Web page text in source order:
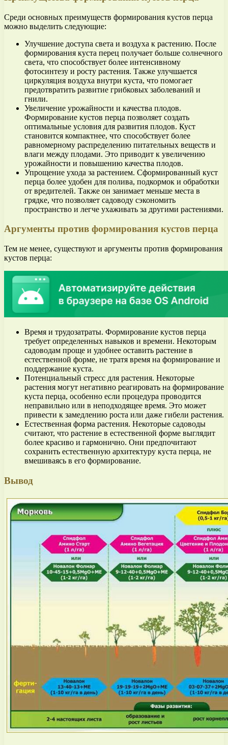
Среди основных преимуществ формирования кустов перца
можно выделить следующие:
Улучшение доступа света и воздуха к растению. После
формирования куста перец получает больше солнечного
света, что способствует более интенсивному
фотосинтезу и росту растения. Также улучшается
циркуляция воздуха внутри куста, что помогает
предотвратить развитие грибковых заболеваний и
гнили.
Увеличение урожайности и качества плодов.
Формирование кустов перца позволяет создать
оптимальные условия для развития плодов. Куст
становится компактнее, что способствует более
равномерному распределению питательных веществ и
влаги между плодами. Это приводит к увеличению
урожайности и повышению качества плодов.
Упрощение ухода за растением. Сформированный куст
перца более удобен для полива, подкормок и обработки
от вредителей. Также он занимает меньше места в
грядке, что позволяет садоводу сэкономить
пространство и легче ухаживать за другими растениями.
Аргументы против формирования кустов перца
Тем не менее, существуют и аргументы против формирования
кустов перца:
Время и трудозатраты. Формирование кустов перца
требует определенных навыков и времени. Некоторым
садоводам проще и удобнее оставить растение в
естественной форме, не тратя время на формирование и
поддержание куста.
Потенциальный стресс для растения. Некоторые
растения могут негативно реагировать на формирование
куста перца, особенно если процедура проводится
неправильно или в неподходящее время. Это может
привести к замедлению роста или даже гибели растения.
Естественная форма растения. Некоторые садоводы
считают, что растение в естественной форме выглядит
более красиво и гармонично. Они предпочитают
сохранить естественную архитектуру куста перца, не
вмешиваясь в его формирование.
Вывод